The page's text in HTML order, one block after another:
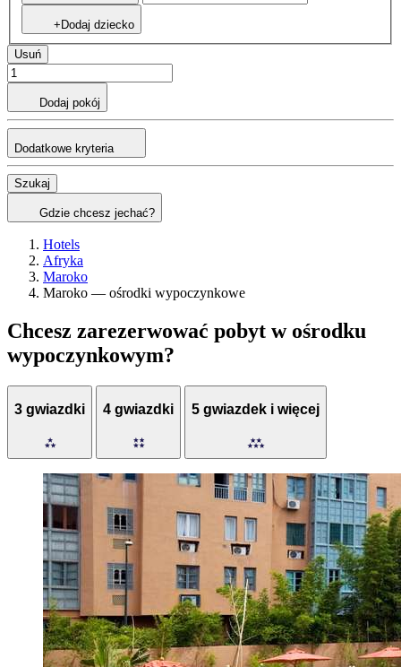
+Dodaj dziecko
Usuń
Dodaj pokój
Dodatkowe kryteria
Szukaj
Gdzie chcesz jechać?
Hotels
Afryka
Maroko
Maroko — ośrodki wypoczynkowe
Chcesz zarezerwować pobyt w ośrodku
wypoczynkowym?
3 gwiazdki 4 gwiazdki 5 gwiazdek i więcej